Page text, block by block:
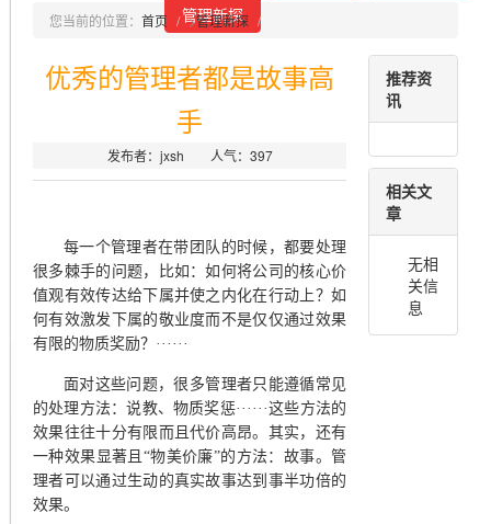
管理新探
您当前的位置： 首页 >管理新探
优秀的管理者都是故事高
手
发布者：jxsh 人气： 397
每一个管理者在带团队的时候，都要处理
很多棘手的问题，比如：如何将公司的核心价
值观有效传达给下属并使之内化在行动上？如
何有效激发下属的敬业度而不是仅仅通过效果
有限的物质奖励？ ······
面对这些问题，很多管理者只能遵循常见
的处理方法：说教、物质奖惩······这些方法的
效果往往十分有限而且代价高昂。其实，还有
一种效果显著且“物美价廉”的方法：故事。管
理者可以通过生动的真实故事达到事半功倍的
效果。
推荐资
讯
相关文
章
无相
关信
息